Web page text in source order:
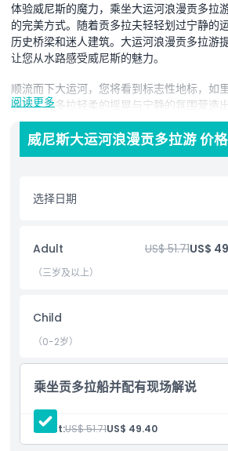
体验威尼斯的魔力，乘坐大运河浪漫贡多拉
的完美方式。随着贡多拉夫轻轻划过宁静的
历史桥梁和迷人建筑。大运河浪漫贡多拉游
让您从水路感受威尼斯的魅力。
顺流而下大运河，您将看到标志性地标，如
豪宅。贡多拉轻柔的摇晃与宁静的氛围营造
情侣或任何想在威尼斯享受特别时刻的人。
现威尼斯的迷人美景。
亮点
儿童成人政策
排除项
需要了解的事项
阅读更多
威尼斯大运河浪漫贡多拉游 价
选择日期
Adult US$ 51.71US$
（三岁及以上）
Child
（0-2岁）
乘坐贡多拉船并配有现场解说
Adult:US$ 51.71US$ 49.40